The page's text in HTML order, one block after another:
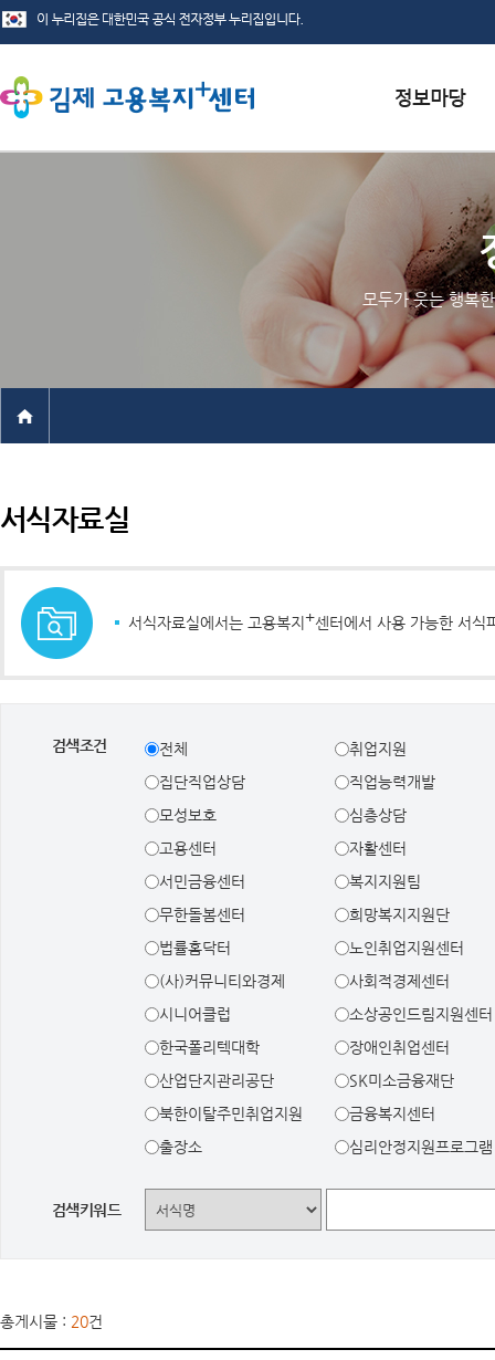
채용정보
인재정보
관련사이트
모두가 웃는 행복
서식자료실
서식자료실에서는 고용복지 +센터에서 사용 가능한 서식
검색조건 전체
취업지원
집단직업상담
직업능력개발
모성보호
심층상담
고용센터
자활센터
서민금융센터
복지지원팀
무한돌봄센터
희망복지지원단
법률홈닥터
노인취업지원센터
(사)커뮤니티와경제
사회적경제센터
시니어클럽
소상공인드림지원센터
한국폴리텍대학
장애인취업센터
산업단지관리공단
SK미소금융재단
북한이탈주민취업지원
금융복지센터
출장소
심리안정지원프로그램
검색키워드
총게시물 : 20건